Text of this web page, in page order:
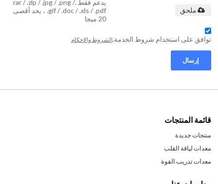
يدعم فقط .rar / .zip / .jpg / .png /
.gif / .doc / .xls / .pdf ، بحد أقصى
20 ميجا
ملحق
توافق على استخدام شروط الخدمة,الشروط والاحكام
إرسال
قائمة المنتجات
منتجات جديدة
معدات لياقة القلب
معدات تدريب القوة